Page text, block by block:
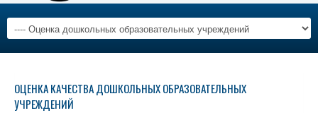
ОЦЕНКА КАЧЕСТВА ДОШКОЛЬНЫХ ОБРАЗОВАТЕЛЬНЫХ
УЧРЕЖДЕНИЙ